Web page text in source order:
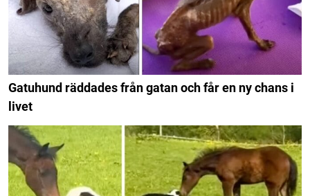
Gatuhund räddades från gatan och får en ny chans i
livet